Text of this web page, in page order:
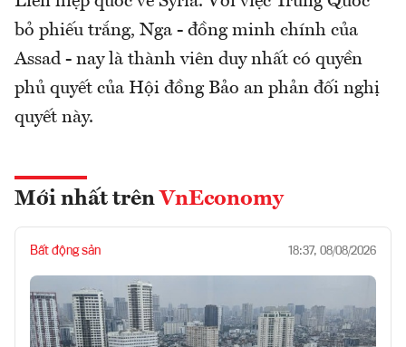
bỏ phiếu trắng, Nga - đồng minh chính của
Assad - nay là thành viên duy nhất có quyền
phủ quyết của Hội đồng Bảo an phản đối nghị
quyết này.
Mới nhất trên VnEconomy
Bất động sản 18:37, 08/08/2026